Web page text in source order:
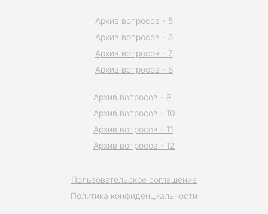
Пользовательское соглашение
Политика конфиденциальности
Архив вопросов - 5
Архив вопросов - 6
Архив вопросов - 7
Архив вопросов - 8
Архив вопросов - 9
Архив вопросов - 10
Архив вопросов - 11
Архив вопросов - 12